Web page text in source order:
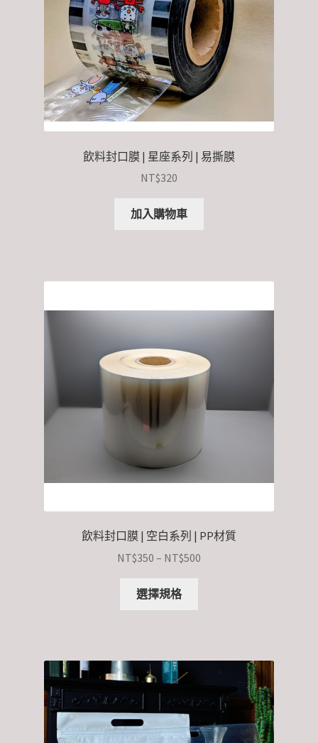
飲料封口膜 | 星座系列 | 易撕膜
NT$320
加入購物車
飲料封口膜 | 空白系列 | PP材質
NT$350 – NT$500
選擇規格